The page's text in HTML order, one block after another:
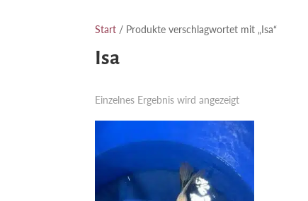
Start / Produkte verschlagwortet mit „Isa“
Isa
Einzelnes Ergebnis wird angezeigt